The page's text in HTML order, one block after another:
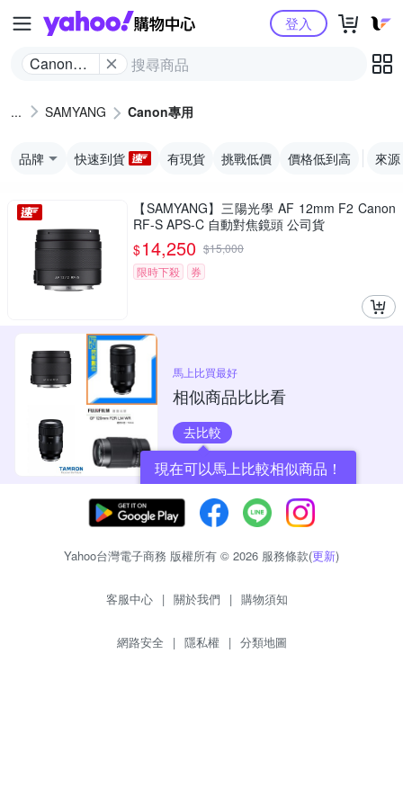
Yahoo購物中心
Canon專
登入
SAMYANG Canon專用
品牌 快速到貨 有現貨 挑戰低價 價格低到高 來源
【SAMYANG】三陽光學 AF 12mm F2 Canon
RF-S APS-C 自動對焦鏡頭 公司貨
$14,250 $15,000
限時下殺
券
馬上比買最好
相似商品比比看
去比較
現在可以馬上比較相似商品！
Yahoo台灣電子商務 版權所有 © 2026 服務條款(更新)
客服中心 | 關於我們 | 購物須知
網路安全 | 隱私權 | 分類地圖